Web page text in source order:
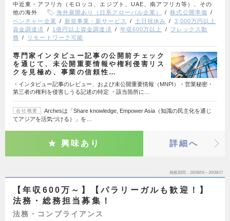
中近東・アフリカ（モロッコ、エジプト、UAE、南アフリカ等）、その
他の海外
海外展開あり（日系グローバル企業）
株式公開準備
ベンチャー企業
新規事業・新サービス 土日祝休み
3,000万円以上
資金調達済
1億円以上資金調達済 年収600万以上
フレックス勤
務
リモートワーク可能
専門家インタビュー記事の公開前チェック
を通じて、未公開重要情報や権利侵害リス
クを見極め、事業の信頼性…
・インタビュー記事のレビュー、および未公開重要情報（MNPI）・営業秘密・
第三者の権利を侵害しうる記述の特定 ・該当箇所に…
会社概要
Archesは「Share knowledge, Empower Asia（知識の民主化を通じ
てアジアを活気づける）」を…
興味あり 詳細へ
掲載期間 26/08/04～26/08/17
【年収600万～】【パラリーガルも歓迎！】
法務・総務担当募集！
法務・コンプライアンス